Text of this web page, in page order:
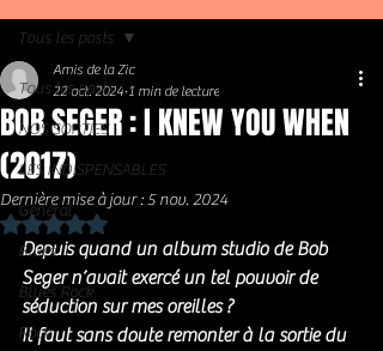
Tous les posts
NOS SORTIES
LES INDISPENSABLES
Général
Blues
Blues Rock
Rock
Tous les posts
BOB SEGER : I KNEW YOU WHEN
(2017)
Amis de la Zic
22 oct. 2024 1 min de lecture
Dernière mise à jour :5 nov. 2024
Noté NaN étoiles sur 5.
Depuis quand un album studio de Bob
Seger n’avait exercé un tel pouvoir de
séduction sur mes oreilles ?
Il faut sans doute remonter à la sortie du